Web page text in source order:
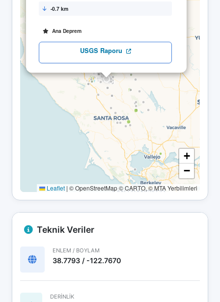
-0.7 km
Ana Deprem
USGS Raporu
+
−
Leaflet | © OpenStreetMap © CARTO, © MTA Yerbilimleri
Teknik Veriler
ENLEM / BOYLAM
38.7793 / -122.7670
DERINLIK